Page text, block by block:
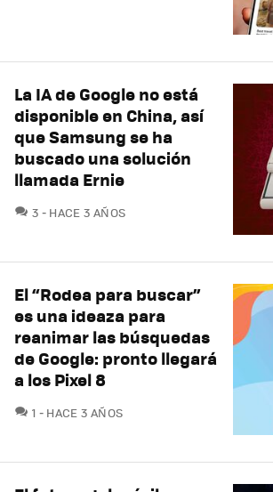
La IA de Google no está
disponible en China, así
que Samsung se ha
buscado una solución
llamada Ernie
3 COMENTARIOS
HACE 3 AÑOS
El “Rodea para buscar”
es una ideaza para
reanimar las búsquedas
de Google: pronto llegará
a los Pixel 8
1 COMENTARIOS
HACE 3 AÑOS